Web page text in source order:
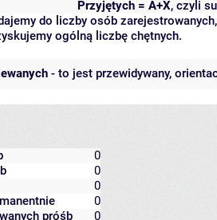
Przyjętych = A+X, czyli
do liczby osób
ogólną liczbę chętnych.
- to jest przewidywany,
0
0
0
0
próśb
0